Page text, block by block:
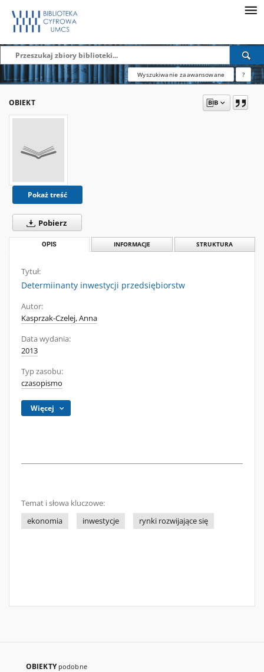
Wyszukiwanie zaawansowane ?
OBIEKT
Pokaż treść
Pobierz
OPIS INFORMACJE STRUKTURA
Tytuł:
Determiinanty inwestycji przedsiębiorstw
Autor:
Kasprzak-Czelej, Anna
Data wydania:
2013
Typ zasobu:
czasopismo
Więcej
Temat i słowa kluczowe:
ekonomia
inwestycje rynki rozwijające się
OBIEKTY podobne